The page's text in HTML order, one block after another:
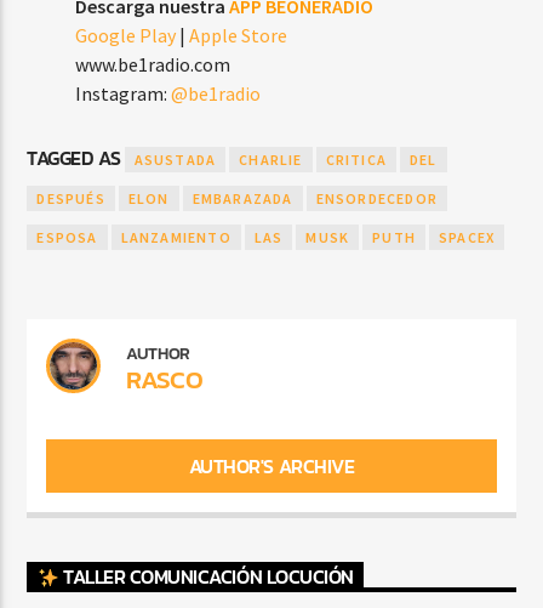
Descarga nuestraAPP BEONERADIO
Google Play |Apple Store
www.be1radio.com
Instagram:@be1radio
TAGGED AS ASUSTADA CHARLIE CRITICA DEL
DESPUÉS ELON EMBARAZADA ENSORDECEDOR
ESPOSA LANZAMIENTO LAS MUSK PUTH SPACEX
AUTHOR
RASCO
AUTHOR'S ARCHIVE
TALLER COMUNICACIÓN LOCUCIÓN